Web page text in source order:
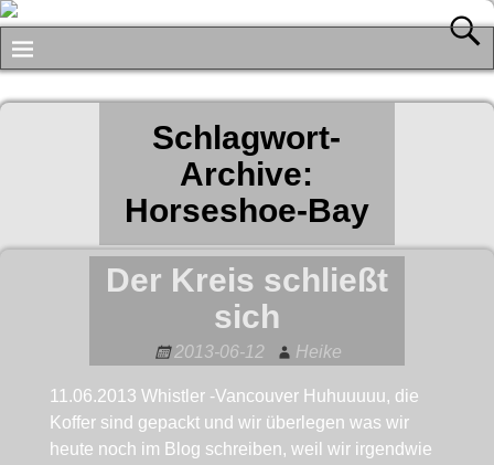
Schlagwort-
Archive:
Horseshoe-Bay
Der Kreis schließt
sich
2013-06-12 Heike
11.06.2013 Whistler -Vancouver Huhuuuuu, die
Koffer sind gepackt und wir überlegen was wir
heute noch im Blog schreiben, weil wir irgendwie